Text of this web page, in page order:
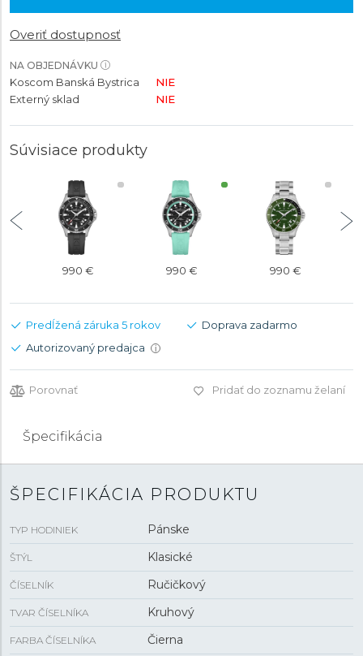
Overiť dostupnosť
NA OBJEDNÁVKU
Koscom Banská Bystrica
NIE
Externý sklad
NIE
Súvisiace produkty
990 € 990 € 990 €
Predĺžená záruka 5 rokov
Doprava zadarmo
Autorizovaný predajca
i
Porovnať Pridať do zoznamu želaní
Špecifikácia
ŠPECIFIKÁCIA PRODUKTU
TYP HODINIEK Pánske
ŠTÝL Klasické
ČÍSELNÍK Ručičkový
TVAR ČÍSELNÍKA Kruhový
FARBA ČÍSELNÍKA Čierna